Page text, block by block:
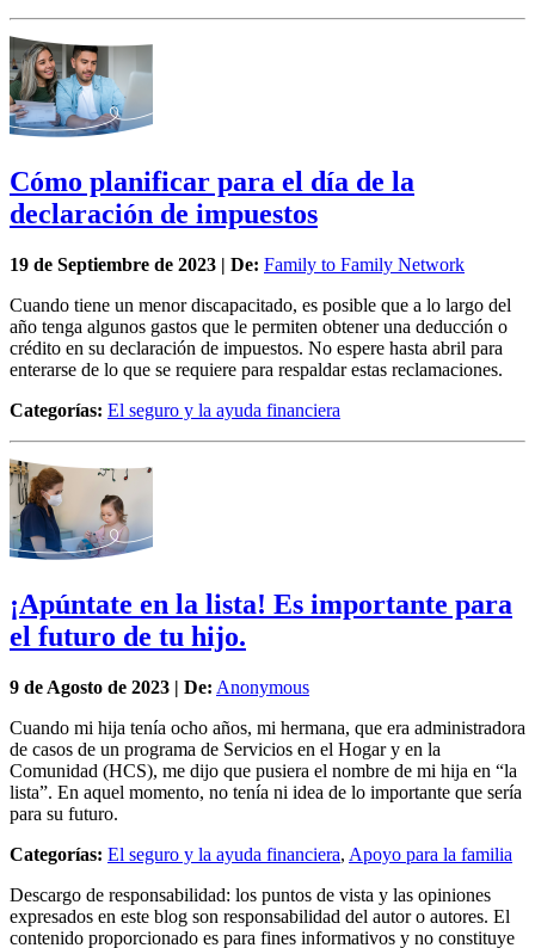
Cómo planificar para el día de la
declaración de impuestos
19 de Septiembre de 2023 | De: Family to Family Network
Cuando tiene un menor discapacitado, es posible que a lo largo del
año tenga algunos gastos que le permiten obtener una deducción o
crédito en su declaración de impuestos. No espere hasta abril para
enterarse de lo que se requiere para respaldar estas reclamaciones.
Categorías: El seguro y la ayuda financiera
¡Apúntate en la lista! Es importante para
el futuro de tu hijo.
9 de Agosto de 2023 | De: Anonymous
Cuando mi hija tenía ocho años, mi hermana, que era administradora
de casos de un programa de Servicios en el Hogar y en la
Comunidad (HCS), me dijo que pusiera el nombre de mi hija en “la
lista”. En aquel momento, no tenía ni idea de lo importante que sería
para su futuro.
Categorías: El seguro y la ayuda financiera, Apoyo para la familia
Descargo de responsabilidad: los puntos de vista y las opiniones
expresados en este blog son responsabilidad del autor o autores. El
contenido proporcionado es para fines informativos y no constituye